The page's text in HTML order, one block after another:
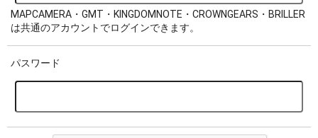
MAPCAMERA・GMT・KINGDOMNOTE・CROWNGEARS・BRILLER
は共通のアカウントでログインできます。
パスワード